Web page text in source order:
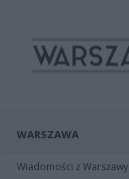
WARSZAWA
Wiadomości z Warszawy